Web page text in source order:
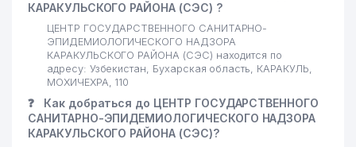
КАРАКУЛЬСКОГО РАЙОНА (СЭС) ?
ЦЕНТР ГОСУДАРСТВЕННОГО САНИТАРНО-
ЭПИДЕМИОЛОГИЧЕСКОГО НАДЗОРА
КАРАКУЛЬСКОГО РАЙОНА (СЭС) находится по
адресу: Узбекистан, Бухарская область, КАРАКУЛЬ,
МОХИЧЕХРА, 110
❓
Как добраться до ЦЕНТР ГОСУДАРСТВЕННОГО
САНИТАРНО-ЭПИДЕМИОЛОГИЧЕСКОГО НАДЗОРА
КАРАКУЛЬСКОГО РАЙОНА (СЭС)?